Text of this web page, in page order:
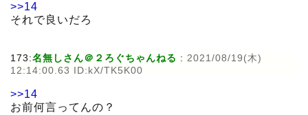
>>14
それで良いだろ
173:名無しさん＠２ろぐちゃんねる : 2021/08/19(木)
12:14:00.63 ID:kX/TK5K00
>>14
お前何言ってんの？